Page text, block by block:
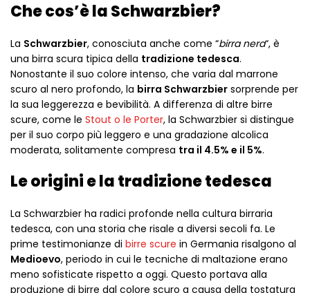
Che cos’è la Schwarzbier?
La Schwarzbier, conosciuta anche come “birra nera“, è
una birra scura tipica della tradizione tedesca.
Nonostante il suo colore intenso, che varia dal marrone
scuro al nero profondo, la birra Schwarzbier sorprende per
la sua leggerezza e bevibilità. A differenza di altre birre
scure, come le Stout o le Porter, la Schwarzbier si distingue
per il suo corpo più leggero e una gradazione alcolica
moderata, solitamente compresa tra il 4.5% e il 5%.
Le origini e la tradizione tedesca
La Schwarzbier ha radici profonde nella cultura birraria
tedesca, con una storia che risale a diversi secoli fa. Le
prime testimonianze di birre scure in Germania risalgono al
Medioevo, periodo in cui le tecniche di maltazione erano
meno sofisticate rispetto a oggi. Questo portava alla
produzione di birre dal colore scuro a causa della tostatura